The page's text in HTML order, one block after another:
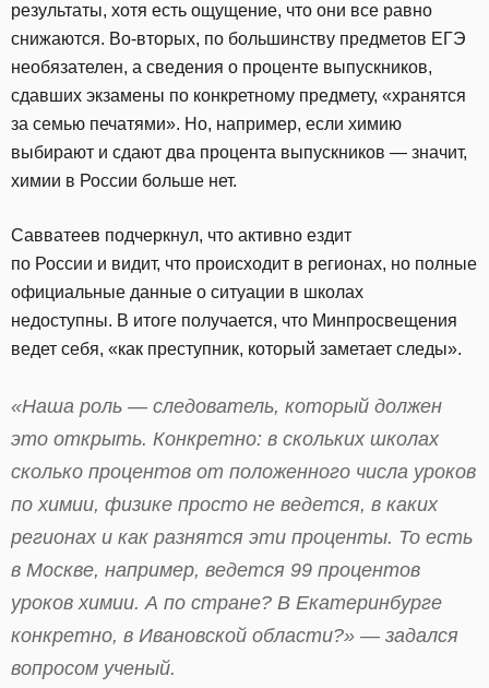
результаты, хотя есть ощущение, что они все равно
снижаются. Во-вторых, по большинству предметов ЕГЭ
необязателен, а сведения о проценте выпускников,
сдавших экзамены по конкретному предмету, «хранятся
за семью печатями». Но, например, если химию
выбирают и сдают два процента выпускников — значит,
химии в России больше нет.
Савватеев подчеркнул, что активно ездит
по России и видит, что происходит в регионах, но полные
официальные данные о ситуации в школах
недоступны. В итоге получается, что Минпросвещения
ведет себя, «как преступник, который заметает следы».
«Наша роль — следователь, который должен
это открыть. Конкретно: в скольких школах
сколько процентов от положенного числа уроков
по химии, физике просто не ведется, в каких
регионах и как разнятся эти проценты. То есть
в Москве, например, ведется 99 процентов
уроков химии. А по стране? В Екатеринбурге
конкретно, в Ивановской области?» — задался
вопросом ученый.